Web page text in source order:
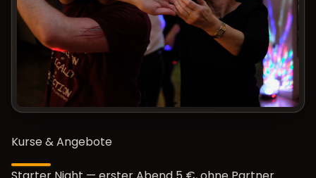
Kurse & Angebote